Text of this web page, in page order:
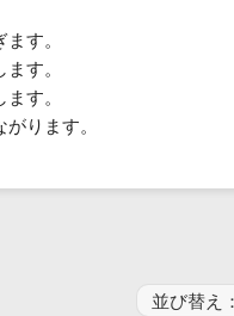
総務
理システム
ティング
ニケーション
す。
す。
す。
ります。